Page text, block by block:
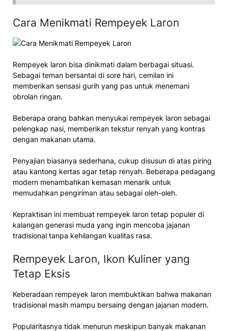
Cara Menikmati Rempeyek Laron
Rempeyek laron bisa dinikmati dalam berbagai situasi.
Sebagai teman bersantai di sore hari, cemilan ini
memberikan sensasi gurih yang pas untuk menemani
obrolan ringan.
Beberapa orang bahkan menyukai rempeyek laron sebagai
pelengkap nasi, memberikan tekstur renyah yang kontras
dengan makanan utama.
Penyajian biasanya sederhana, cukup disusun di atas piring
atau kantong kertas agar tetap renyah. Beberapa pedagang
modern menambahkan kemasan menarik untuk
memudahkan pengiriman atau sebagai oleh-oleh.
Kepraktisan ini membuat rempeyek laron tetap populer di
kalangan generasi muda yang ingin mencoba jajanan
tradisional tanpa kehilangan kualitas rasa.
Rempeyek Laron, Ikon Kuliner yang
Tetap Eksis
Keberadaan rempeyek laron membuktikan bahwa makanan
tradisional masih mampu bersaing dengan jajanan modern.
Popularitasnya tidak menurun meskipun banyak makanan